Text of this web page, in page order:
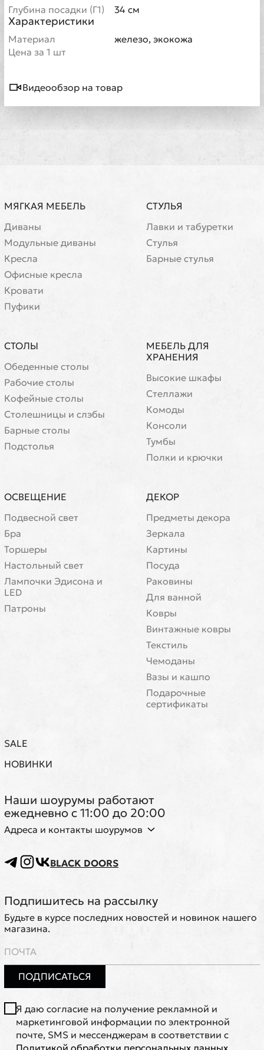
Глубина посадки (Г1)
34 см
Характеристики
Материал
железо, экокожа
Цена за 1 шт
Видеообзор на товар
МЯГКАЯ МЕБЕЛЬ
Диваны
Модульные диваны
Кресла
Офисные кресла
Кровати
Пуфики
СТУЛЬЯ
Лавки и табуретки
Стулья
Барные стулья
СТОЛЫ
Обеденные столы
Рабочие столы
Кофейные столы
Cтолешницы и слэбы
Барные столы
Подстолья
МЕБЕЛЬ ДЛЯ
ХРАНЕНИЯ
Высокие шкафы
Стеллажи
Комоды
Консоли
Тумбы
Полки и крючки
ОСВЕЩЕНИЕ
Подвесной свет
Бра
Торшеры
Настольный свет
Лампочки Эдисона и
LED
Патроны
ДЕКОР
Предметы декора
Зеркала
Картины
Посуда
Раковины
Для ванной
Ковры
Винтажные ковры
Текстиль
Чемоданы
Вазы и кашпо
Подарочные
сертификаты
SALE
НОВИНКИ
Наши шоурумы работают
ежедневно с 11:00 до 20:00
Адреса и контакты шоурумов
BLACK DOORS
Подпишитесь на рассылку
Будьте в курсе последних новостей и новинок нашего
магазина.
ПОДПИСАТЬСЯ
Я даю согласие на получение рекламной и
маркетинговой информации по электронной
почте, SMS и мессенджерам в соответствии с